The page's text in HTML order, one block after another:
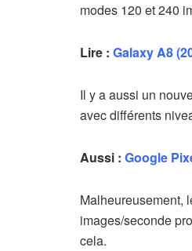
modes 120 et 240
Lire : Galaxy A8
Il y a aussi un
avec différents
Aussi : Google
Malheureusement,
images/seconde
cela.